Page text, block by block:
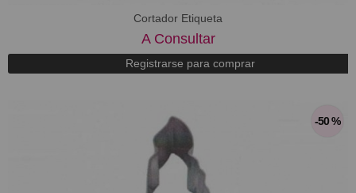
Cortador Etiqueta
A Consultar
Registrarse para comprar
-50 %